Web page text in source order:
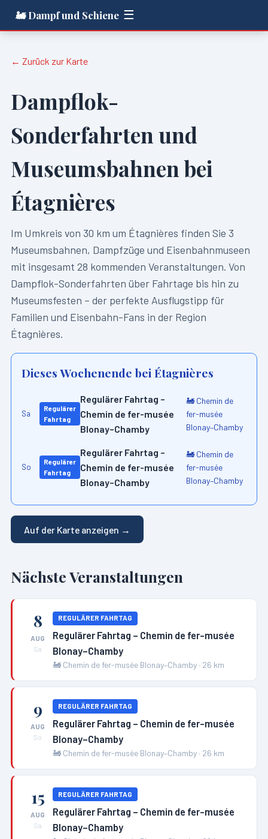
🚂 Dampf und Schiene ☰
← Zurück zur Karte
Dampflok-
Sonderfahrten und
Museumsbahnen bei
Étagnières
Im Umkreis von 30 km um Étagnières finden Sie 3
Museumsbahnen, Dampfzüge und Eisenbahnmuseen
mit insgesamt 28 kommenden Veranstaltungen. Von
Dampflok-Sonderfahrten über Fahrtage bis hin zu
Museumsfesten – der perfekte Ausflugstipp für
Familien und Eisenbahn-Fans in der Region
Étagnières.
Dieses Wochenende beiÉtagnières
Sa
Regulärer
Fahrtag
Regulärer Fahrtag –
Chemin de fer-musée
Blonay–Chamby
🚂 Chemin de
fer-musée
Blonay–Chamby
So
Regulärer
Fahrtag
Regulärer Fahrtag –
Chemin de fer-musée
Blonay–Chamby
🚂 Chemin de
fer-musée
Blonay–Chamby
Auf der Karte anzeigen →
Nächste Veranstaltungen
8
AUG
Sa
REGULÄRER FAHRTAG
Regulärer Fahrtag – Chemin de fer-musée
Blonay–Chamby
🚂 Chemin de fer-musée Blonay–Chamby · 26 km
9
AUG
So
REGULÄRER FAHRTAG
Regulärer Fahrtag – Chemin de fer-musée
Blonay–Chamby
🚂 Chemin de fer-musée Blonay–Chamby · 26 km
15
AUG
Sa
REGULÄRER FAHRTAG
Regulärer Fahrtag – Chemin de fer-musée
Blonay–Chamby